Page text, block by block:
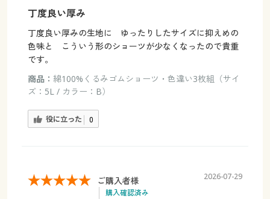
丁度良い厚み
丁度良い厚みの生地に ゆったりしたサイズに抑えめの
色味と こういう形のショーツが少なくなったので貴重
です。
商品： 綿100%くるみゴムショーツ・色違い3枚組（サイ
ズ：5L / カラー：B）
役に立った 0
ご購入者様
購入確認済み
2026-07-29